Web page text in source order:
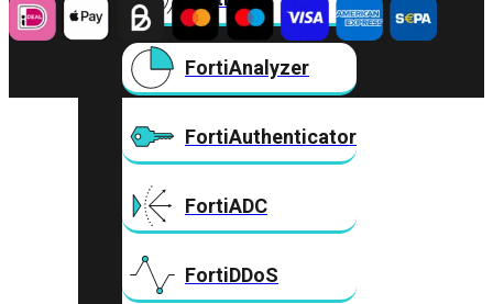
FortiAnalyzer
FortiAuthenticator
FortiADC
FortiDDoS